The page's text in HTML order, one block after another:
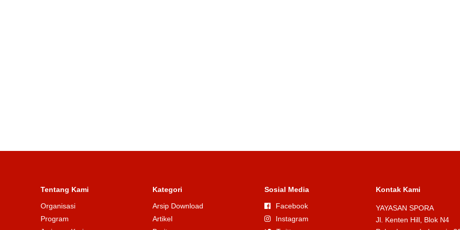
Tentang Kami
Organisasi
Program
Kategori
Arsip Download
Artikel
Sosial Media
Facebook
Instagram
Kontak Kami
YAYASAN SPORA
Jl. Kenten Hill, Blok N4